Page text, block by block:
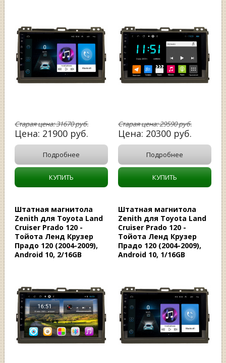
Старая цена:31670руб.
Цена: 21900 руб.
Подробнее
КУПИТЬ
Старая цена:29590руб.
Цена: 20300 руб.
Подробнее
КУПИТЬ
Штатная магнитола
Zenith для Toyota Land
Cruiser Prado 120 -
Тойота Ленд Крузер
Прадо 120 (2004-2009),
Android 10, 2/16GB
Штатная магнитола
Zenith для Toyota Land
Cruiser Prado 120 -
Тойота Ленд Крузер
Прадо 120 (2004-2009),
Android 10, 1/16GB